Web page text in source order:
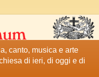
canto, musica e arte
di ieri, di oggi e di